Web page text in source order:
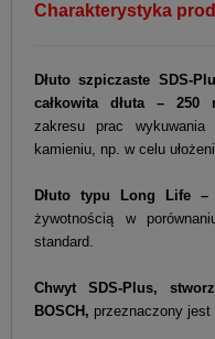
Charakterystyka
Dłuto szpiczaste SDS-
całkowita dłuta – 250
zakresu prac
kamieniu, np. w celu
Dłuto typu Long Life –
żywotnością w
standard.
Chwyt SDS-Plus,
BOSCH, przeznaczony